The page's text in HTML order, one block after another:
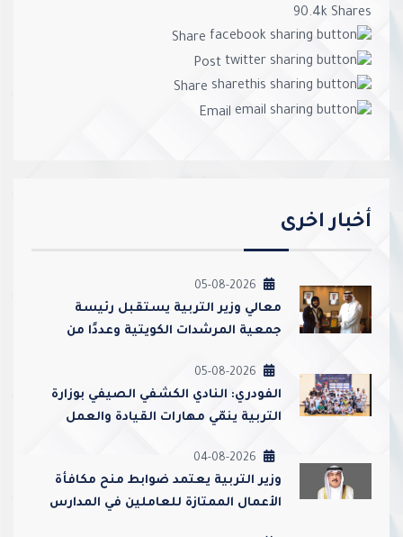
90.4k Shares
Share
Post
Share
Email
أخبار اخرى
05-08-2026
معالي وزير التربية يستقبل رئيسة
جمعية المرشدات الكويتية وعددًا من
05-08-2026
الفودري: النادي الكشفي الصيفي بوزارة
التربية ينمّي مهارات القيادة والعمل
04-08-2026
وزير التربية يعتمد ضوابط منح مكافأة
الأعمال الممتازة للعاملين في المدارس